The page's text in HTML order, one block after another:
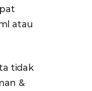
atau
tidak
&